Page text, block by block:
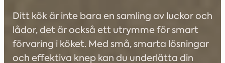
Ditt kök är inte bara en samling av luckor och
lådor, det är också ett utrymme för smart
förvaring i köket. Med små, smarta lösningar
och effektiva knep kan du underlätta din